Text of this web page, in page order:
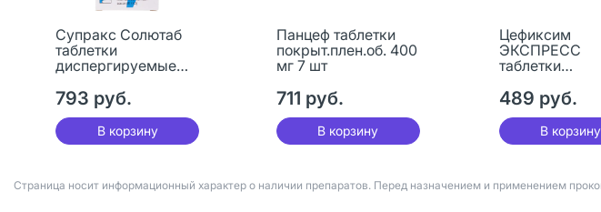
Супракс Солютаб
таблетки
диспергируемые
793 руб.
В корзину
Панцеф таблетки
покрыт.плен.об. 400
мг 7 шт
711 руб.
В корзину
Цефиксим
ЭКСПРЕСС
таблетки
400 мг 7 шт
489 руб.
В корзину
Страница носит информационный характер о наличии препаратов. Перед назначением и применением